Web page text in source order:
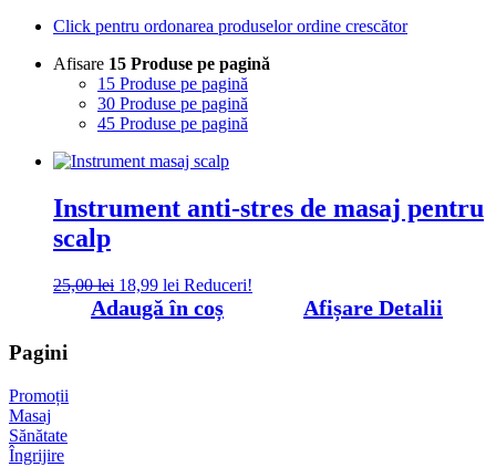
Click pentru ordonarea produselor ordine crescător
Afisare 15 Produse pe pagină
15 Produse pe pagină
30 Produse pe pagină
45 Produse pe pagină
Instrument anti-stres de masaj pentru
scalp
25,00lei Prețul
inițial
a
18,99 lei Prețul
curent
este:
Reduceri!
Adaugă în coș Afișare Detalii
Pagini
Promoții
Masaj
Sănătate
Îngrijire